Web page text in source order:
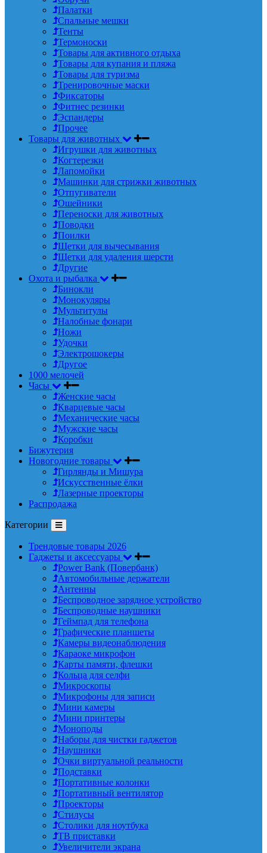
Палатки
Спальные мешки
Тенты
Термоноски
Товары для активного отдыха
Товары для купания и пляжа
Товары для туризма
Тренировочные маски
Фиксаторы
Фитнес резинки
Эспандеры
Прочее
Товары для животных
Игрушки для животных
Когтерезки
Лапомойки
Машинки для стрижки животных
Отпугиватели
Ошейники
Переноски для животных
Поводки
Поилки
Щетки для вычесывания
Щетки для удаления шерсти
Другие
Охота и рыбалка
Бинокли
Монокуляры
Мультитулы
Налобные фонари
Ножи
Удочки
Электрошокеры
Другое
1000 мелочей
Часы
Женские часы
Кварцевые часы
Механические часы
Мужские часы
Коробки
Бижутерия
Новогодние товары
Гирлянды и Мишура
Искусственные ёлки
Лазерные проекторы
Распродажа
Категории
Трендовые товары 2026
Гаджеты и аксессуары
Power Bank (Повербанк)
Автомобильные держатели
Антенны
Беспроводное зарядное устройство
Беспроводные наушники
Геймпад для телефона
Графические планшеты
Камеры видеонаблюдения
Караоке микрофон
Карты памяти, флешки
Кольца для селфи
Микроскопы
Микрофоны для записи
Мини камеры
Мини принтеры
Моноподы
Наборы для чистки гаджетов
Наушники
Очки виртуальной реальности
Подставки
Портативные колонки
Портативный вентилятор
Проекторы
Стилусы
Столики для ноутбука
ТВ приставки
Увеличители экрана